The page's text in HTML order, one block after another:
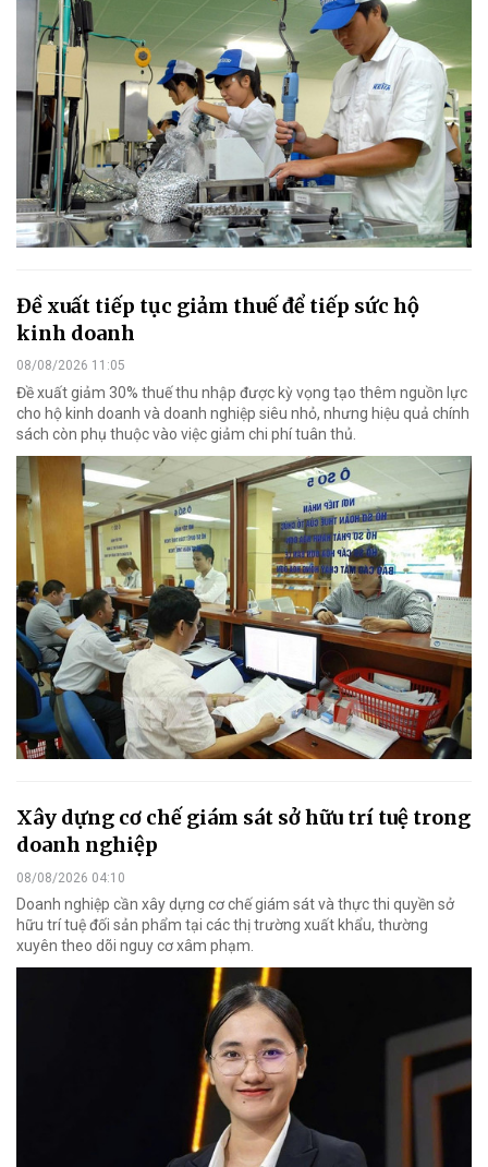
Đề xuất tiếp tục giảm thuế để tiếp sức hộ
kinh doanh
08/08/2026 11:05
Đề xuất giảm 30% thuế thu nhập được kỳ vọng tạo thêm nguồn lực
cho hộ kinh doanh và doanh nghiệp siêu nhỏ, nhưng hiệu quả chính
sách còn phụ thuộc vào việc giảm chi phí tuân thủ.
Xây dựng cơ chế giám sát sở hữu trí tuệ trong
doanh nghiệp
08/08/2026 04:10
Doanh nghiệp cần xây dựng cơ chế giám sát và thực thi quyền sở
hữu trí tuệ đối sản phẩm tại các thị trường xuất khẩu, thường
xuyên theo dõi nguy cơ xâm phạm.